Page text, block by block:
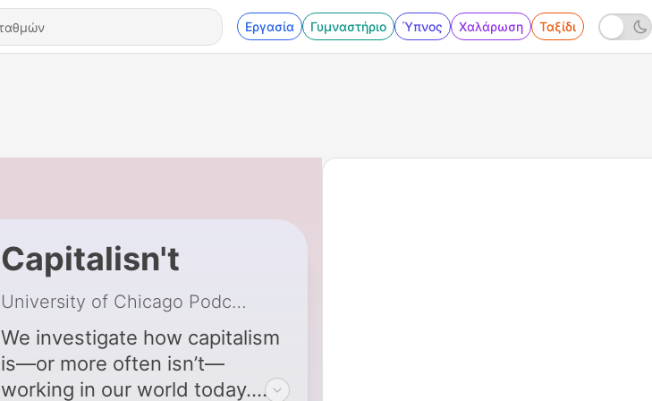
Εργασία Γυμναστήριο Ύπνος Χαλάρωση Ταξίδι
Capitalisn't
University of Chicago Podcast Network
We investigate how capitalism
is—or more often isn’t—
working in our world today.